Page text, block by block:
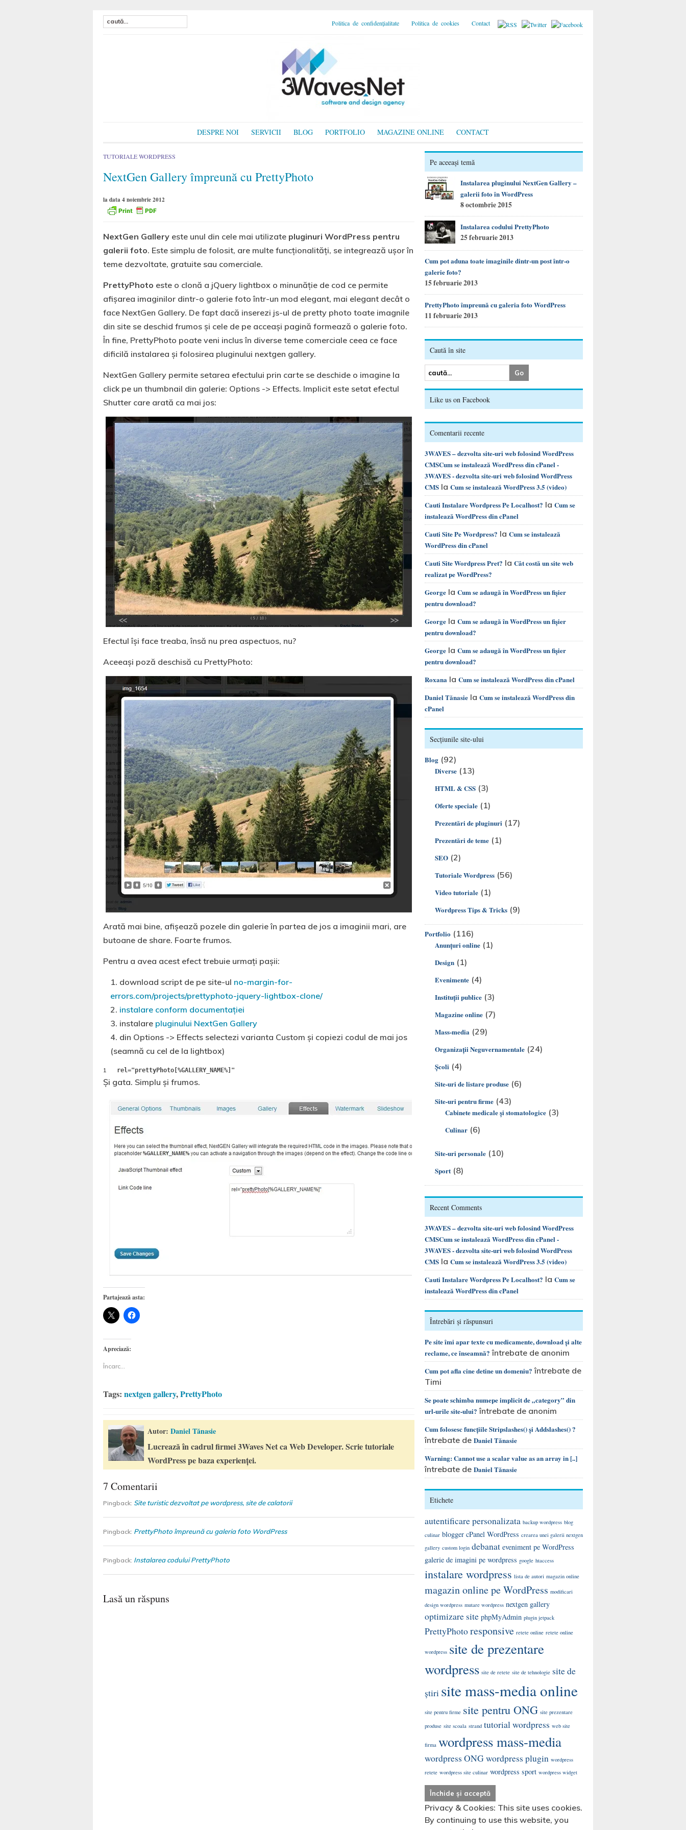
Politica de confidențialitate Politica de cookies Contact
DESPRE NOI SERVICII BLOG PORTFOLIO MAGAZINE ONLINE CONTACT
TUTORIALE WORDPRESS
NextGen Gallery împreună cu PrettyPhoto
la data 4 noiembrie 2012
NextGen Gallery este unul din cele mai utilizate pluginuri WordPress pentru
galerii foto. Este simplu de folosit, are multe funcționalități, se integrează ușor în
teme dezvoltate, gratuite sau comerciale.
PrettyPhoto este o clonă a jQuery lightbox o minunăție de cod ce permite
afișarea imaginilor dintr-o galerie foto într-un mod elegant, mai elegant decât o
face NextGen Gallery. De fapt dacă inserezi js-ul de pretty photo toate imagnile
din site se deschid frumos și cele de pe acceași pagină formează o galerie foto.
În fine, PrettyPhoto poate veni inclus în diverse teme comerciale ceea ce face
dificilă instalarea și folosirea pluginului nextgen gallery.
NextGen Gallery permite setarea efectului prin carte se deschide o imagine la
click pe un thumbnail din galerie: Options -> Effects. Implicit este setat efectul
Shutter care arată ca mai jos:
Efectul își face treaba, însă nu prea aspectuos, nu?
Aceeași poză deschisă cu PrettyPhoto:
Arată mai bine, afișează pozele din galerie în partea de jos a imaginii mari, are
butoane de share. Foarte frumos.
Pentru a avea acest efect trebuie urmați pașii:
download script de pe site-ul no-margin-for-
errors.com/projects/prettyphoto-jquery-lightbox-clone/
instalare conform documentației
instalare pluginului NextGen Gallery
din Options -> Effects selectezi varianta Custom și copiezi codul de mai jos
(seamnă cu cel de la lightbox)
1 rel="prettyPhoto[%GALLERY_NAME%]"
Și gata. Simplu și frumos.
Partajează asta:
Apreciază:
Încarc...
Tags: nextgen gallery,PrettyPhoto
Autor: Daniel Tănasie
Lucrează în cadrul firmei 3Waves Net ca Web Developer. Scrie tutoriale
WordPress pe baza experienței.
7 Comentarii
Pingback: Site turistic dezvoltat pe wordpress, site de calatorii
Pingback: PrettyPhoto împreună cu galeria foto WordPress
Pingback: Instalarea codului PrettyPhoto
Lasă un răspuns
Pe aceeași temă
Instalarea pluginului NextGen Gallery –
galerii foto în WordPress
8 octombrie 2015
Instalarea codului PrettyPhoto
25 februarie 2013
Cum pot aduna toate imaginile dintr-un post într-o
galerie foto?
15 februarie 2013
PrettyPhoto împreună cu galeria foto WordPress
11 februarie 2013
Caută în site
Like us on Facebook
Comentarii recente
3WAVES – dezvolta site-uri web folosind WordPress
CMSCum se instalează WordPress din cPanel -
3WAVES - dezvolta site-uri web folosind WordPress
CMS la Cum se instalează WordPress 3.5 (video)
Cauti Instalare Wordpress Pe Localhost? la Cum se
instalează WordPress din cPanel
Cauti Site Pe Wordpress? la Cum se instalează
WordPress din cPanel
Cauti Site Wordpress Pret? la Cât costă un site web
realizat pe WordPress?
George la Cum se adaugă în WordPress un fișier
pentru download?
George la Cum se adaugă în WordPress un fișier
pentru download?
George la Cum se adaugă în WordPress un fișier
pentru download?
Roxana la Cum se instalează WordPress din cPanel
Daniel Tănasie la Cum se instalează WordPress din
cPanel
Secțiunile site-ului
Blog (92)
Diverse (13)
HTML & CSS (3)
Oferte speciale (1)
Prezentări de pluginuri (17)
Prezentări de teme (1)
SEO (2)
Tutoriale Wordpress (56)
Video tutoriale (1)
Wordpress Tips & Tricks (9)
Portfolio (116)
Anunțuri online (1)
Design (1)
Evenimente (4)
Instituții publice (3)
Magazine online (7)
Mass-media (29)
Organizaţii Neguvernamentale (24)
Şcoli (4)
Site-uri de listare produse (6)
Site-uri pentru firme (43)
Cabinete medicale și stomatologice (3)
Culinar (6)
Site-uri personale (10)
Sport (8)
Recent Comments
3WAVES – dezvolta site-uri web folosind WordPress
CMSCum se instalează WordPress din cPanel -
3WAVES - dezvolta site-uri web folosind WordPress
CMS la Cum se instalează WordPress 3.5 (video)
Cauti Instalare Wordpress Pe Localhost? la Cum se
instalează WordPress din cPanel
Întrebări și răspunsuri
Pe site îmi apar texte cu medicamente, download și alte
reclame, ce înseamnă? întrebate de anonim
Cum pot afla cine detine un domeniu? întrebate de
Timi
Se poate schimba numepe implicit de „category” din
url-urile site-ului? întrebate de anonim
Cum folosesc funcțiile Stripslashes() și Addslashes() ?
întrebate de Daniel Tănasie
Warning: Cannot use a scalar value as an array in [..]
întrebate de Daniel Tănasie
Etichete
autentificare personalizata backup wordpress blog
culinar blogger cPanel WordPress crearea unei galerii nextgen
gallery custom login debanat eveniment pe WordPress
galerie de imagini pe wordpress google htaccess
instalare wordpress lista de autori magazin online
magazin online pe WordPress modificari
design wordpress mutare wordpress nextgen gallery
optimizare site phpMyAdmin plugin jetpack
PrettyPhotoresponsive retete online retete online
wordpress site de prezentare
wordpress site de retete site de tehnologie site de
știri site mass-media online
site pentru firme site pentru ONG site prezentare
produse site scoala strand tutorial wordpress web site
firma wordpress mass-media
wordpress ONGwordpress plugin wordpress
retete wordpress site culinar wordpress sport wordpress widget
Privacy & Cookies: This site uses cookies.
By continuing to use this website, you